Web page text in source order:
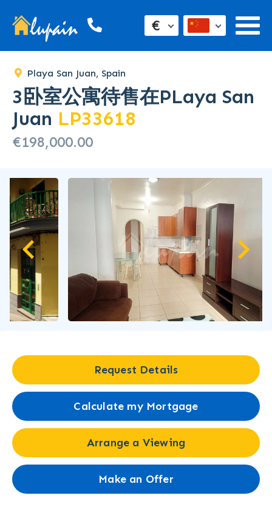
€
Playa San Juan, Spain
3卧室公寓待售在PLaya San
Juan LP33618
€198,000.00
SOLD
Request Details
Calculate my Mortgage
Arrange a Viewing
Make an Offer